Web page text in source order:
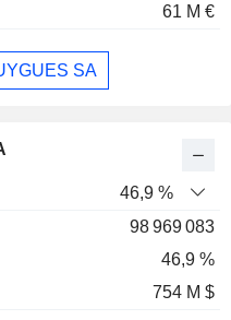
61 M €
SA
46,9 %
98 969 083
46,9 %
754 M $